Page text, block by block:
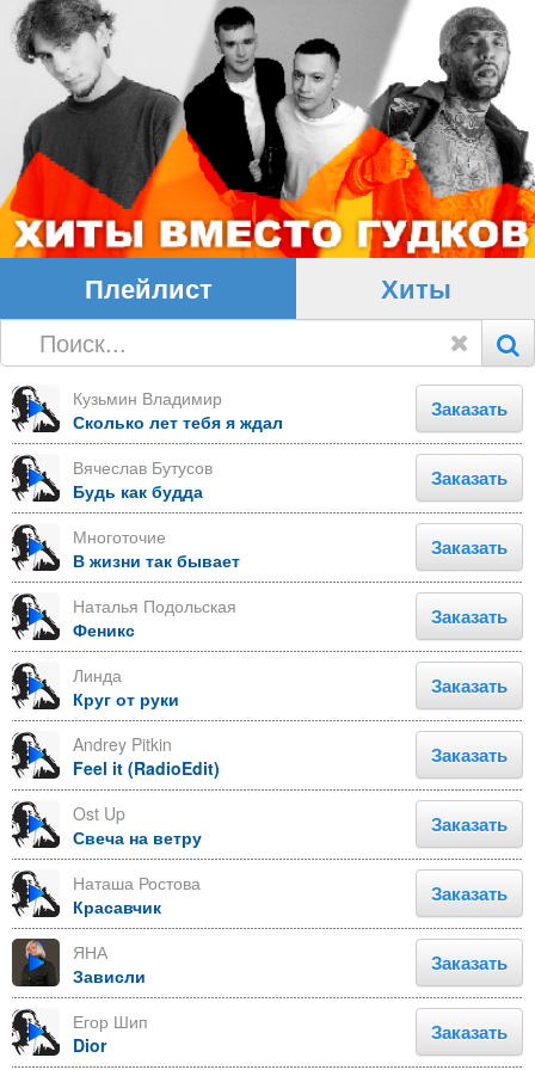
Плейлист Хиты
Кузьмин Владимир
Сколько лет тебя я ждал
Заказать
Вячеслав Бутусов
Будь как будда
Заказать
Многоточие
В жизни так бывает
Заказать
Наталья Подольская
Феникс
Заказать
Линда
Круг от руки
Заказать
Andrey Pitkin
Feel it (RadioEdit)
Заказать
Ost Up
Свеча на ветру
Заказать
Наташа Ростова
Красавчик
Заказать
ЯНА
Зависли
Заказать
Егор Шип
Dior
Заказать